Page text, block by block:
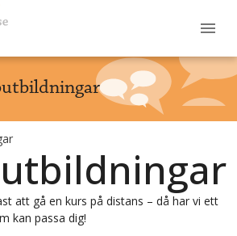
att gå en kurs på distans – då har vi ett
kan passa dig!